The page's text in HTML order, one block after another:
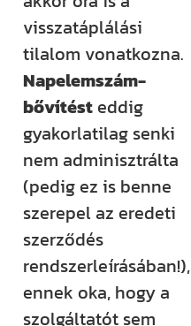
visszatáplálási
tilalom vonatkozna.
Napelemszám-
bővítést eddig
gyakorlatilag senki
nem adminisztrálta
(pedig ez is benne
szerepel az eredeti
szerződés
rendszerleírásában!),
ennek oka, hogy a
szolgáltatót sem